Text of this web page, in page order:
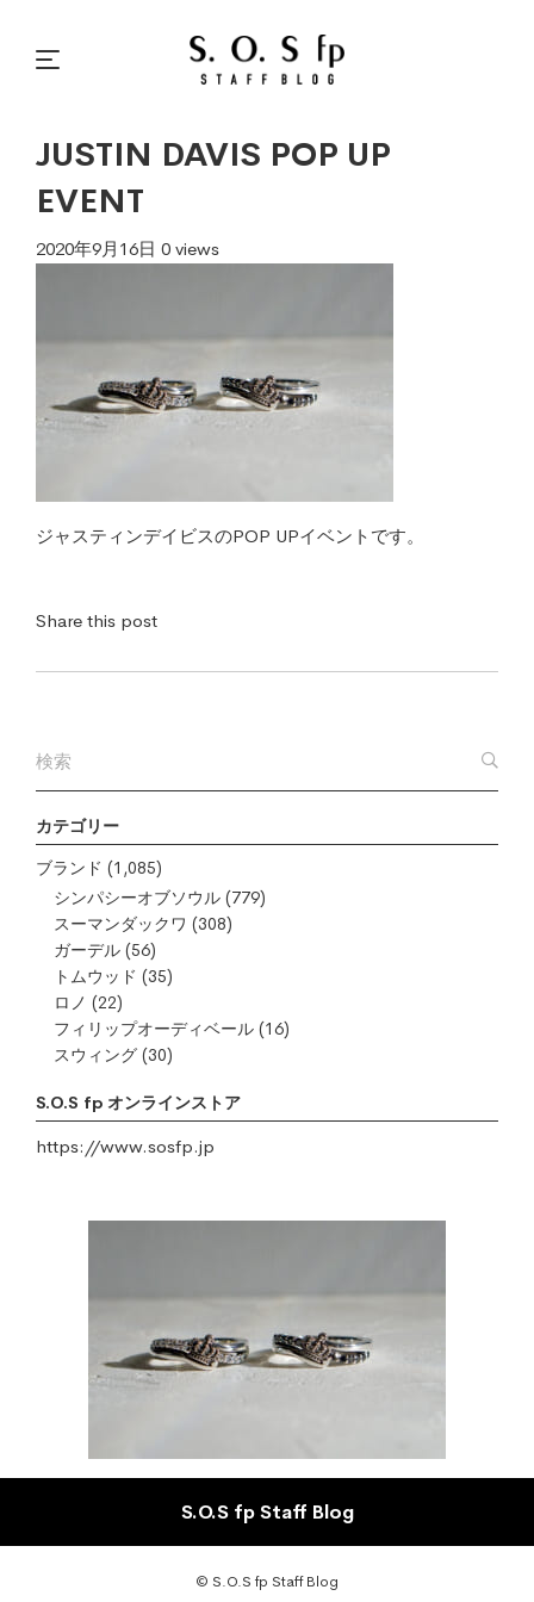
カテゴリー
ブランド (1,085)
シンパシーオブソウル (779)
スーマンダックワ (308)
ガーデル (56)
トムウッド (35)
ロノ (22)
フィリップオーディベール (16)
スウィング (30)
S.O.S fp オンラインストア
https://www.sosfp.jp
JUSTIN DAVIS POP UP
EVENT
2020年9月16日 0 views
ジャスティンデイビスのPOP UPイベントです。
Share this post
S.O.S fp Staff Blog
© S.O.S fp Staff Blog